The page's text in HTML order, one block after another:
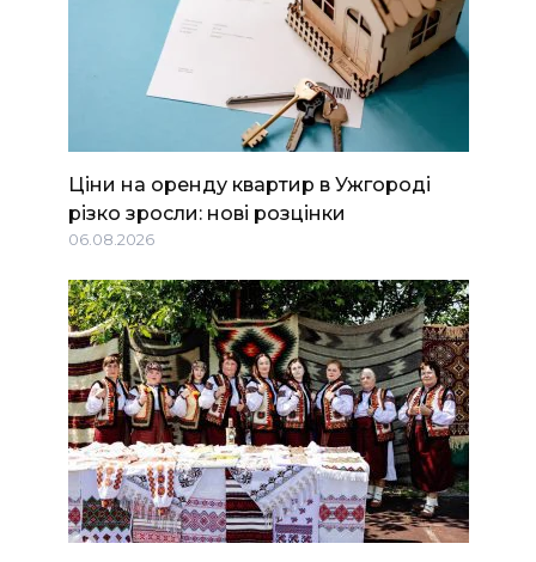
Ціни на оренду квартир в Ужгороді
різко зросли: нові розцінки
06.08.2026